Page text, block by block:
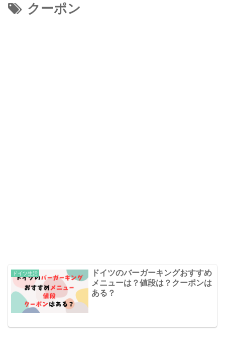
クーポン
ドイツ生活
ドイツのバーガーキングおすすめ
メニューは？値段は？クーポンは
ある？